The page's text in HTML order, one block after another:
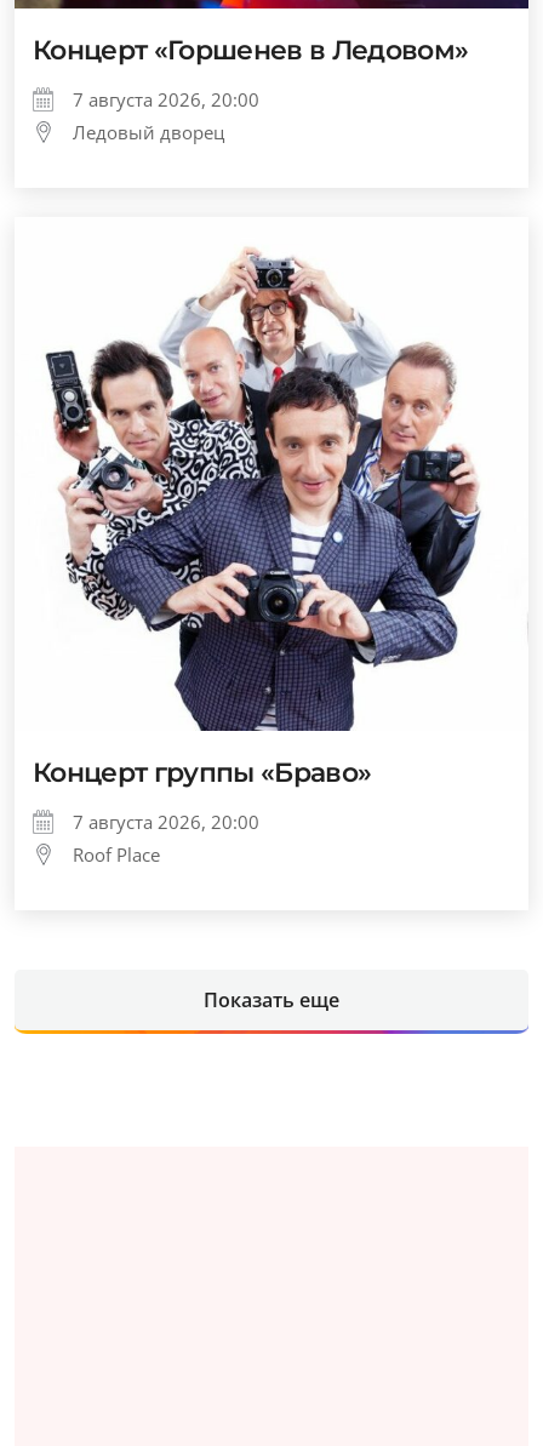
Концерт «Горшенев в Ледовом»
7 августа 2026, 20:00
Ледовый дворец
Концерт группы «Браво»
7 августа 2026, 20:00
Roof Place
Показать еще